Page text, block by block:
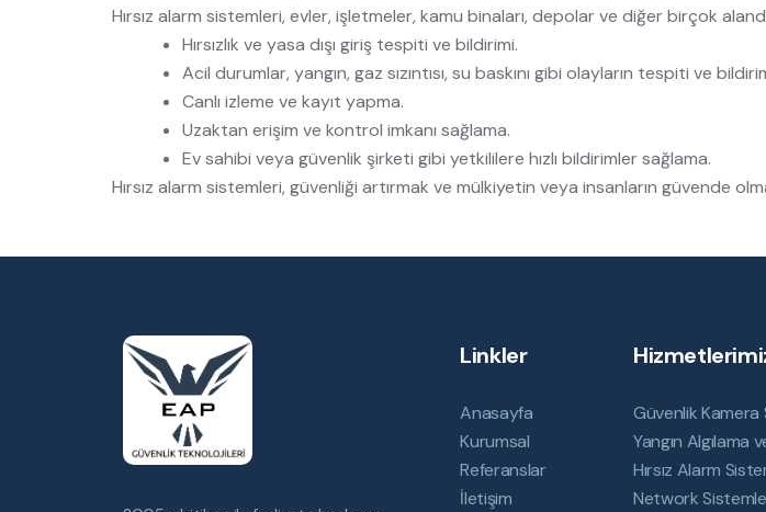
Hırsız alarm sistemleri, evler, işletmeler, kamu binaları, depolar ve diğer birçok
Hırsızlık ve yasa dışı giriş tespiti ve bildirimi.
Acil durumlar, yangın, gaz sızıntısı, su baskını gibi olayların tespiti ve
Canlı izleme ve kayıt yapma.
Uzaktan erişim ve kontrol imkanı sağlama.
Ev sahibi veya güvenlik şirketi gibi yetkililere hızlı bildirimler sağlama.
Hırsız alarm sistemleri, güvenliği artırmak ve mülkiyetin veya insanların güvende
Linkler
Anasayfa
Kurumsal
Referanslar
İletişim
Güvenlik Kamera
Yangın Algılama
Hırsız Alarm
Network